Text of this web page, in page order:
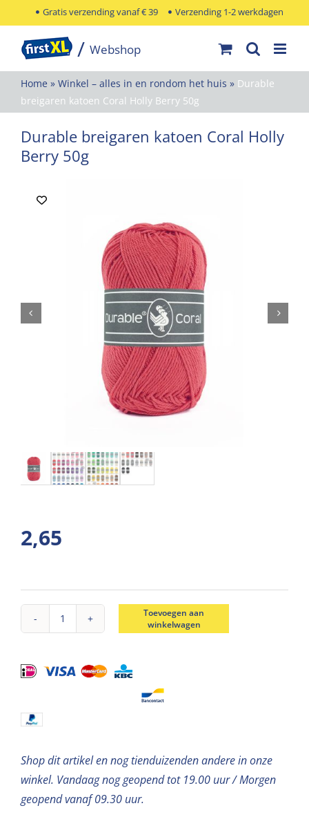
naar
inhoud
Gratis verzending vanaf € 39 Verzending 1-2 werkdagen
Home » Winkel – alles in en rondom het huis » Durable
breigaren katoen Coral Holly Berry 50g
Durable breigaren katoen Coral Holly
Berry 50g
2,65
Durable
katoen
aantal
Toevoegen aan
winkelwagen
Shop dit artikel en nog tienduizenden andere in onze
winkel. Vandaag nog geopend tot 19.00 uur / Morgen
geopend vanaf 09.30 uur.